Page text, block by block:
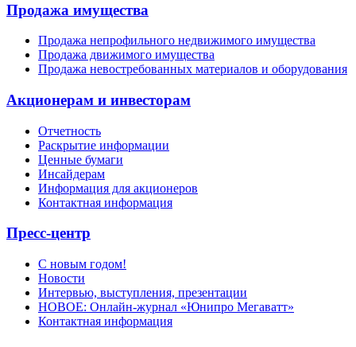
Продажа имущества
Продажа непрофильного недвижимого имущества
Продажа движимого имущества
Продажа невостребованных материалов и оборудования
Акционерам и инвесторам
Отчетность
Раскрытие информации
Ценные бумаги
Инсайдерам
Информация для акционеров
Контактная информация
Пресс-центр
С новым годом!
Новости
Интервью, выступления, презентации
НОВОЕ: Онлайн-журнал «Юнипро Мегаватт»
Контактная информация